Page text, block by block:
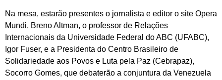
Na mesa, estarão presentes o jornalista e editor o site Opera
Mundi, Breno Altman, o professor de Relações
Internacionais da Universidade Federal do ABC (UFABC),
Igor Fuser, e a Presidenta do Centro Brasileiro de
Solidariedade aos Povos e Luta pela Paz (Cebrapaz),
Socorro Gomes, que debaterão a conjuntura da Venezuela